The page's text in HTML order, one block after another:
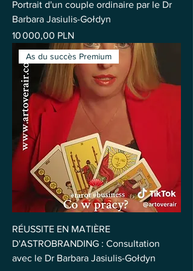
Portrait d'un couple ordinaire par le Dr
Barbara Jasiulis-Gołdyn
Prix
10 000,00 PLN
As du succès Premium
RÉUSSITE EN MATIÈRE
D'ASTROBRANDING : Consultation
avec le Dr Barbara Jasiulis-Gołdyn